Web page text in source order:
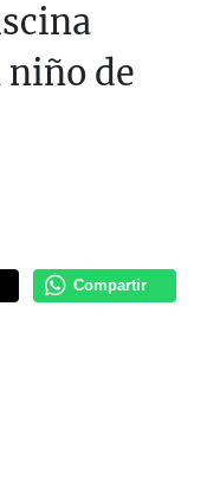
de
Compartir